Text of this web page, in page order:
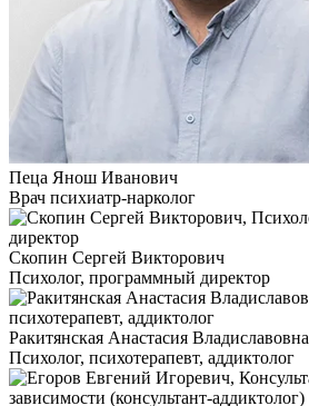
Пеца Янош Иванович
Врач психиатр-нарколог
Скопин Сергей Викторович
Психолог, программный директор
Ракитянская Анастасия Владиславовна
Психолог, психотерапевт, аддиктолог